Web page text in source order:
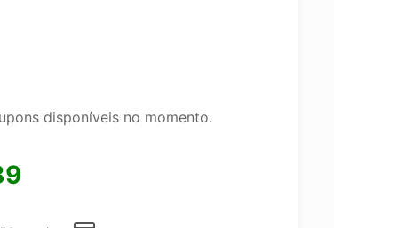
disponíveis no momento.